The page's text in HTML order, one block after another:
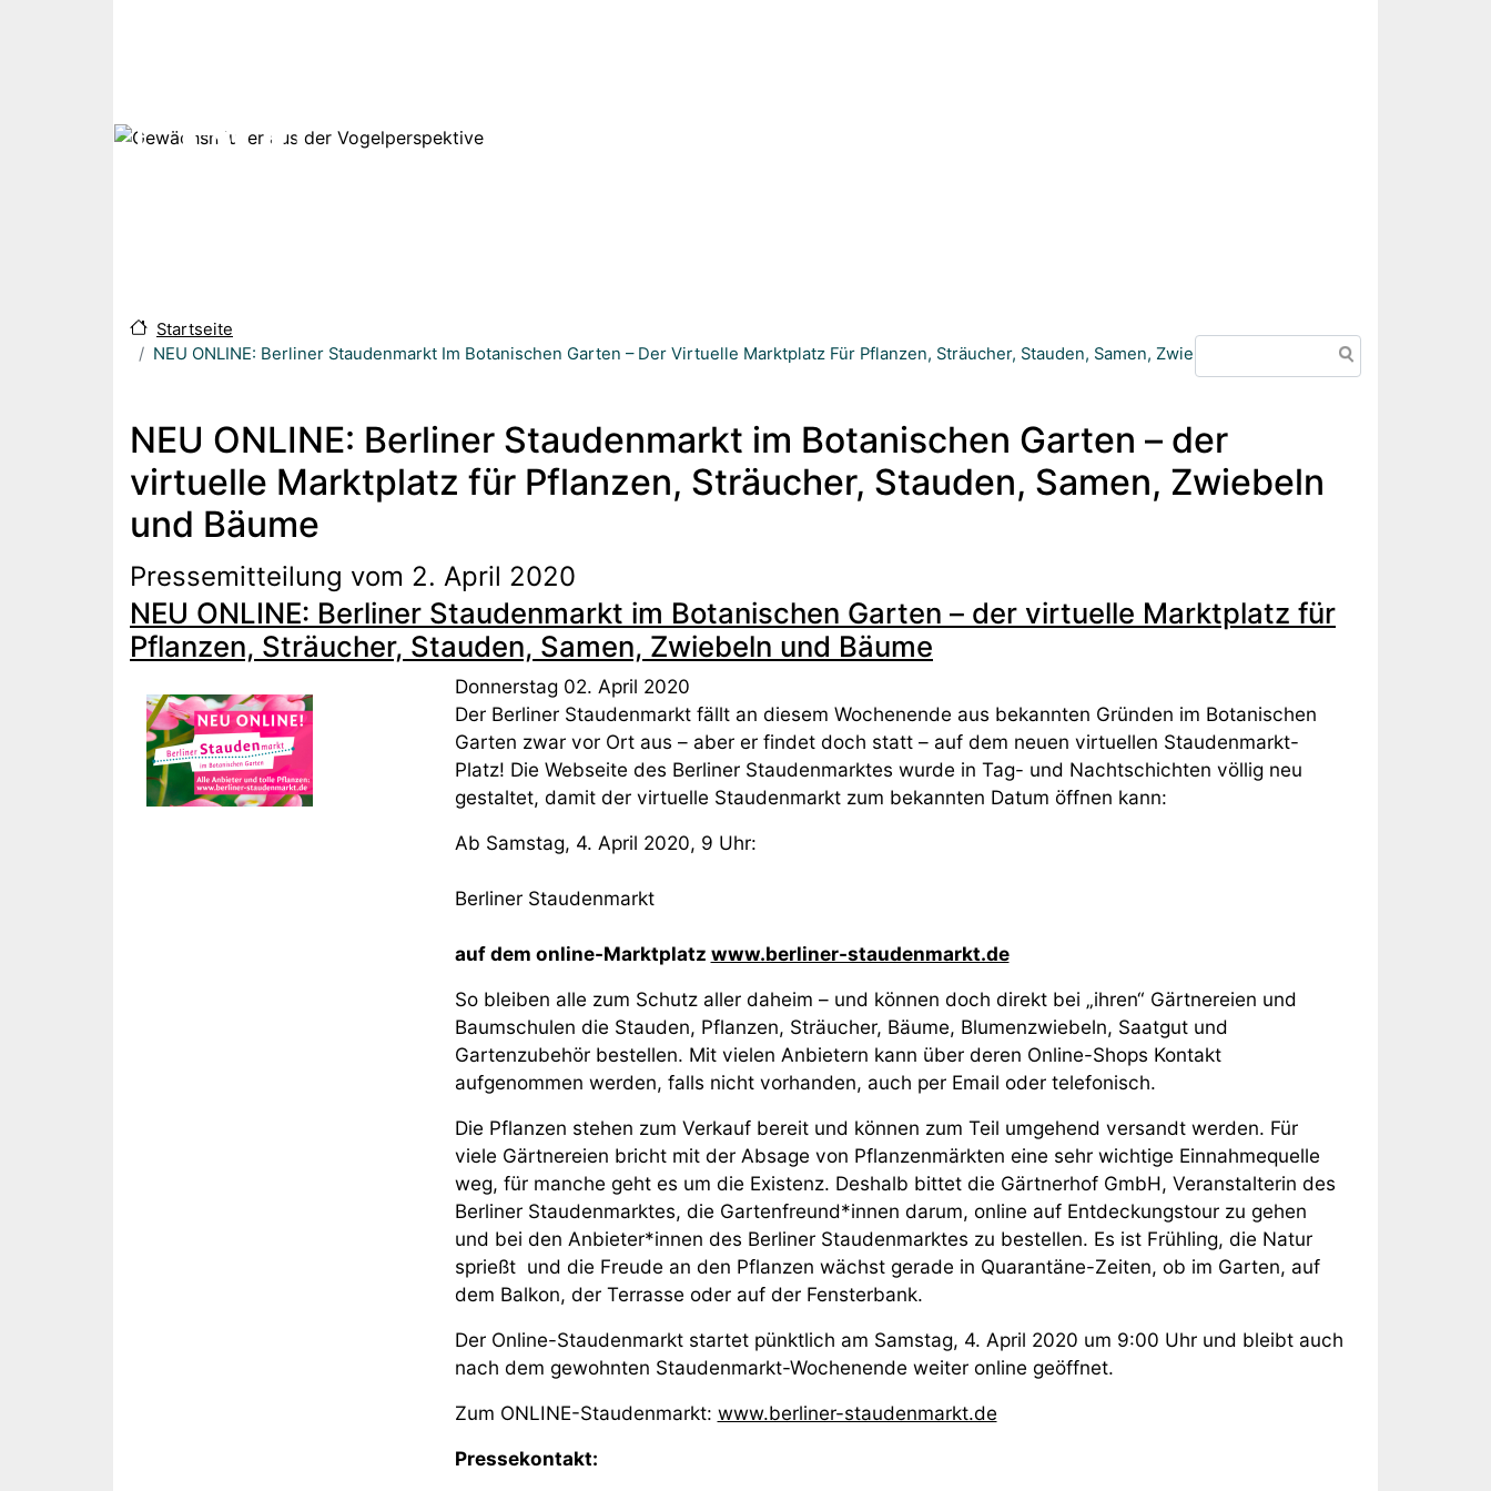
Startseite
NEU ONLINE: Berliner Staudenmarkt Im Botanischen Garten – Der Virtuelle Marktplatz Für Pflanzen, Sträucher, Stauden, Samen, Zwiebeln und Bäume
NEU ONLINE: Berliner Staudenmarkt im Botanischen Garten – der
virtuelle Marktplatz für Pflanzen, Sträucher, Stauden, Samen, Zwiebeln
und Bäume
Pressemitteilung vom 2. April 2020
NEU ONLINE: Berliner Staudenmarkt im Botanischen Garten – der virtuelle Marktplatz für
Pflanzen, Sträucher, Stauden, Samen, Zwiebeln und Bäume
Donnerstag 02. April 2020
Der Berliner Staudenmarkt fällt an diesem Wochenende aus bekannten Gründen im Botanischen
Garten zwar vor Ort aus – aber er findet doch statt – auf dem neuen virtuellen Staudenmarkt-
Platz! Die Webseite des Berliner Staudenmarktes wurde in Tag- und Nachtschichten völlig neu
gestaltet, damit der virtuelle Staudenmarkt zum bekannten Datum öffnen kann:
Ab Samstag, 4. April 2020, 9 Uhr:
Berliner Staudenmarkt
auf dem online-Marktplatz www.berliner-staudenmarkt.de
So bleiben alle zum Schutz aller daheim – und können doch direkt bei „ihren“ Gärtnereien und
Baumschulen die Stauden, Pflanzen, Sträucher, Bäume, Blumenzwiebeln, Saatgut und
Gartenzubehör bestellen. Mit vielen Anbietern kann über deren Online-Shops Kontakt
aufgenommen werden, falls nicht vorhanden, auch per Email oder telefonisch.
Die Pflanzen stehen zum Verkauf bereit und können zum Teil umgehend versandt werden. Für
viele Gärtnereien bricht mit der Absage von Pflanzenmärkten eine sehr wichtige Einnahmequelle
weg, für manche geht es um die Existenz. Deshalb bittet die Gärtnerhof GmbH, Veranstalterin des
Berliner Staudenmarktes, die Gartenfreund*innen darum, online auf Entdeckungstour zu gehen
und bei den Anbieter*innen des Berliner Staudenmarktes zu bestellen. Es ist Frühling, die Natur
sprießt und die Freude an den Pflanzen wächst gerade in Quarantäne-Zeiten, ob im Garten, auf
dem Balkon, der Terrasse oder auf der Fensterbank.
Der Online-Staudenmarkt startet pünktlich am Samstag, 4. April 2020 um 9:00 Uhr und bleibt auch
nach dem gewohnten Staudenmarkt-Wochenende weiter online geöffnet.
Zum ONLINE-Staudenmarkt: www.berliner-staudenmarkt.de
Pressekontakt: